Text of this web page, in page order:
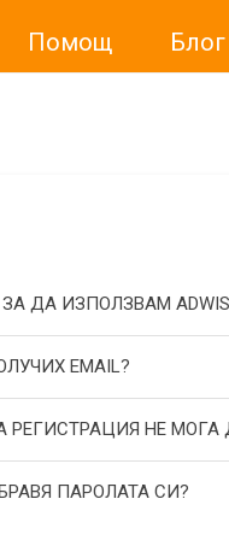
Помощ Блог
ДА ИЗПОЛЗВАМ
EMAIL?
РЕГИСТРАЦИЯ НЕ
ПАРОЛАТА СИ?